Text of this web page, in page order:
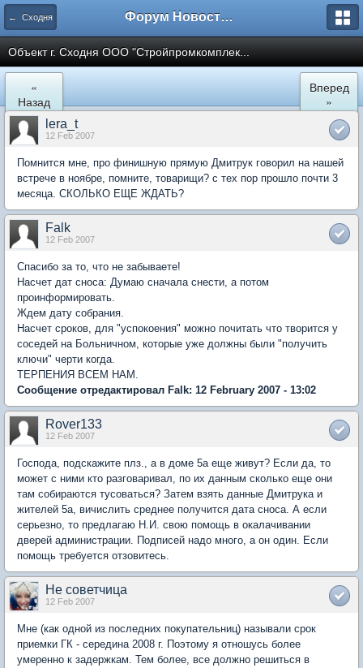
← Сходня Форум Новостройки
Объект г. Сходня ООО "Стройпромкомплек...
«
Назад
Вперед
»
lera_t
12 Feb 2007
Помнится мне, про финишную прямую Дмитрук говорил на нашей
встрече в ноябре, помните, товарищи? с тех пор прошло почти 3
месяца. СКОЛЬКО ЕЩЕ ЖДАТЬ?
Falk
12 Feb 2007
Спасибо за то, что не забываете!
Насчет дат сноса: Думаю сначала снести, а потом
проинформировать.
Ждем дату собрания.
Насчет сроков, для "успокоения" можно почитать что творится у
соседей на Больничном, которые уже должны были "получить
ключи" черти когда.
ТЕРПЕНИЯ ВСЕМ НАМ.
Сообщение отредактировал Falk: 12 February 2007 - 13:02
Rover133
12 Feb 2007
Господа, подскажите плз., а в доме 5а еще живут? Если да, то
может с ними кто разговаривал, по их данным сколько еще они
там собираются тусоваться? Затем взять данные Дмитрука и
жителей 5а, вичислить среднее получится дата сноса. А если
серьезно, то предлагаю Н.И. свою помощь в окалачивании
дверей администрации. Подписей надо много, а он один. Если
помощь требуется отзовитесь.
Не советчица
12 Feb 2007
Мне (как одной из последних покупательниц) называли срок
приемки ГК - середина 2008 г. Поэтому я отношусь более
умеренно к задержкам. Тем более, все должно решиться в